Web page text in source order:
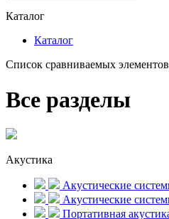
Каталог
Каталог
Список сравниваемых элементов
Все разделы
Акустика
Акустические
Акустические
Портативная